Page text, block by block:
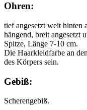
Ohren:
tief angesetzt weit hinten
hängend, breit angesetzt
Spitze, Länge 7-10 cm.
Die Haarkleidfarbe an
des Körpers sein.
Gebiß:
Scherengebiß.